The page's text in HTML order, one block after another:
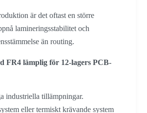
är det oftast en större
lamineringsstabilitet och
än routing.
FR4 lämplig för 12-lagers PCB-
industriella tillämpningar.
eller termiskt krävande system